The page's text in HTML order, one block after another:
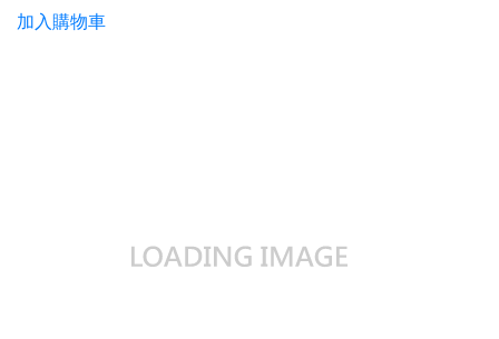
加入購物車